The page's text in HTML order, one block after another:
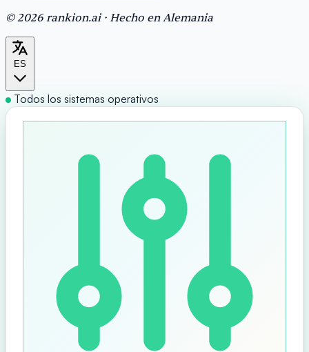
© 2026 rankion.ai · Hecho en Alemania
ES
Todos los sistemas operativos